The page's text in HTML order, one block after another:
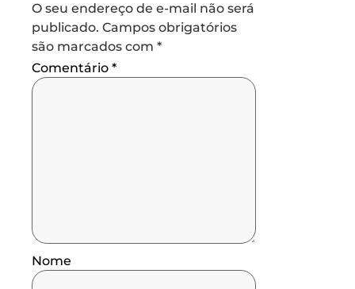
O seu endereço de e-mail não será
publicado. Campos obrigatórios
são marcados com *
Comentário *
Nome